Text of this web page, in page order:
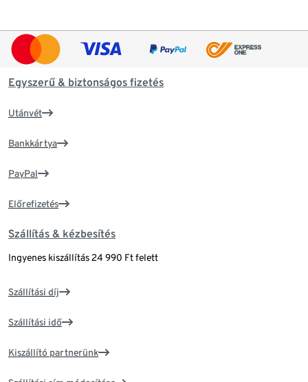
Egyszerű & biztonságos fizetés
Utánvét
Bankkártya
PayPal
Előrefizetés
Szállítás & kézbesítés
Ingyenes kiszállítás 24 990 Ft felett
Szállítási díj
Szállítási idő
Kiszállító partnerünk